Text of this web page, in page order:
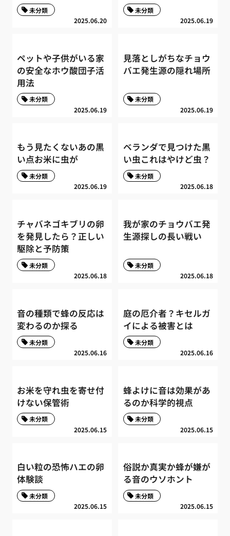
2025.06.20
未分類
2025.06.19
未分類
ペットや子供がいる家
の安全なホウ酸団子活
用法
2025.06.19
未分類
見落としがちなチョウ
バエ発生源の隠れ場所
2025.06.19
未分類
もう見たくないあの黒
い点お米に虫が
2025.06.19
未分類
ベランダで見つけた黒
い虫これはやけど虫？
2025.06.18
未分類
チャバネゴキブリの卵
を発見したら？正しい
駆除と予防策
2025.06.18
未分類
我が家のチョウバエ発
生源探しの長い戦い
2025.06.18
未分類
音の種類で蜂の反応は
変わるのか探る
2025.06.16
未分類
庭の厄介者？キセルガ
イによる被害とは
2025.06.16
未分類
お米を守れ虫を寄せ付
けない保管術
2025.06.15
未分類
蜂よけに音は効果があ
るのか科学的視点
2025.06.15
未分類
白い粒の恐怖ハエの卵
体験談
2025.06.15
未分類
俗説か真実か蜂が嫌が
る音のウソホント
2025.06.15
未分類